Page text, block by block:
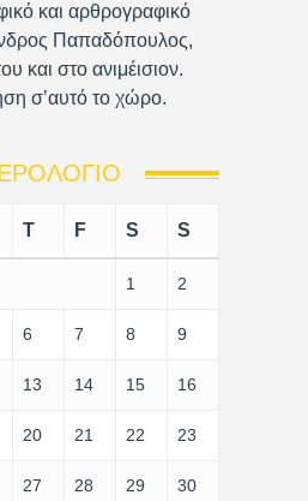
και αρθρογραφικό
Παπαδόπουλος,
και στο ανιμέισιον.
σ’αυτό το χώρο.
T F S S
1 2
6 7 8 9
13 14 15 16
20 21 22 23
27 28 29 30